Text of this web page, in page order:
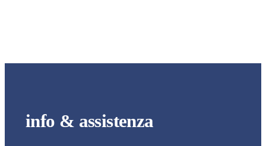
info & assistenza